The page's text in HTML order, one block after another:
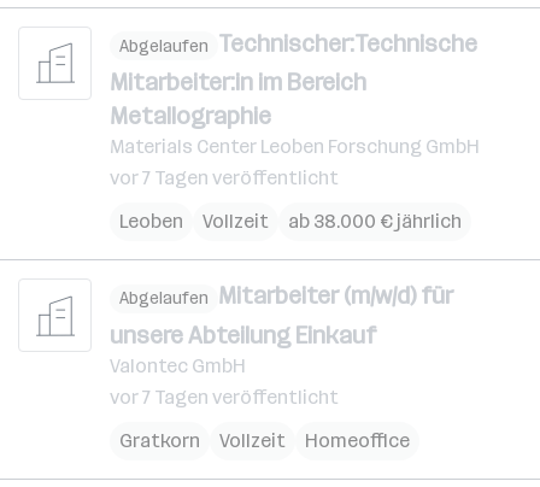
Abgelaufen Technischer:Technische
Mitarbeiter:in im Bereich
Metallographie
Materials Center Leoben Forschung GmbH
vor 7 Tagen veröffentlicht
Leoben
Vollzeit ab 38.000 € jährlich
Abgelaufen Mitarbeiter (m/w/d) für
unsere Abteilung Einkauf
Valontec GmbH
vor 7 Tagen veröffentlicht
Gratkorn
Vollzeit Homeoffice